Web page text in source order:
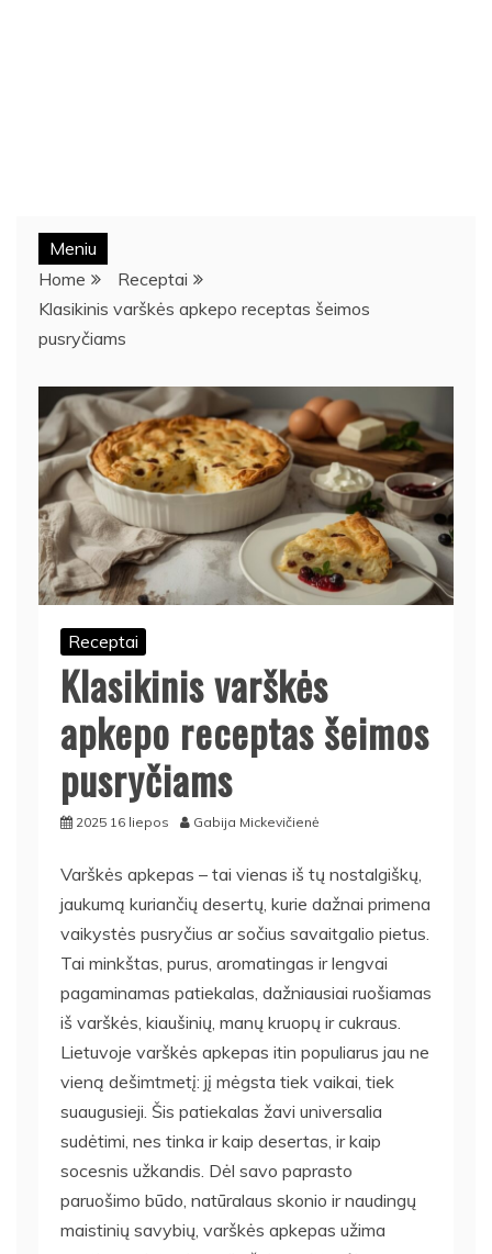
Meniu
Home
Receptai
Klasikinis varškės apkepo receptas šeimos
pusryčiams
Receptai
Klasikinis varškės
apkepo receptas šeimos
pusryčiams
2025 16 liepos Gabija Mickevičienė
Varškės apkepas – tai vienas iš tų nostalgiškų,
jaukumą kuriančių desertų, kurie dažnai primena
vaikystės pusryčius ar sočius savaitgalio pietus.
Tai minkštas, purus, aromatingas ir lengvai
pagaminamas patiekalas, dažniausiai ruošiamas
iš varškės, kiaušinių, manų kruopų ir cukraus.
Lietuvoje varškės apkepas itin populiarus jau ne
vieną dešimtmetį: jį mėgsta tiek vaikai, tiek
suaugusieji. Šis patiekalas žavi universalia
sudėtimi, nes tinka ir kaip desertas, ir kaip
socesnis užkandis. Dėl savo paprasto
paruošimo būdo, natūralaus skonio ir naudingų
maistinių savybių, varškės apkepas užima